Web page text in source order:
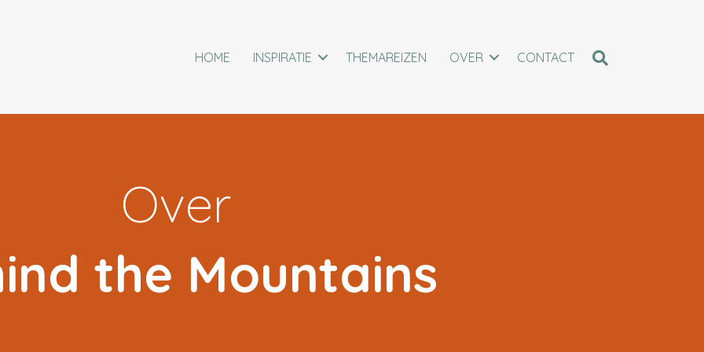
HOME INSPIRATIE THEMAREIZEN OVER CONTACT
Over
the Mountains